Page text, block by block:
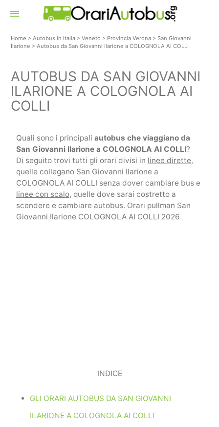
menu
Home >Autobus in Italia >Veneto > Provincia Verona >San Giovanni
Ilarione >Autobus da San Giovanni Ilarione a COLOGNOLA AI COLLI
AUTOBUS DA SAN GIOVANNI
ILARIONE A COLOGNOLA AI
COLLI
Quali sono i principali autobus che viaggiano da
San Giovanni Ilarione a COLOGNOLA AI COLLI?
Di seguito trovi tutti gli orari divisi in linee dirette,
quelle collegano San Giovanni Ilarione a
COLOGNOLA AI COLLI senza dover cambiare bus e
linee con scalo, quelle dove sarai costretto a
scendere e cambiare autobus. Orari pullman San
Giovanni Ilarione COLOGNOLA AI COLLI 2026
INDICE
GLI ORARI AUTOBUS DA SAN GIOVANNI
ILARIONE A COLOGNOLA AI COLLI